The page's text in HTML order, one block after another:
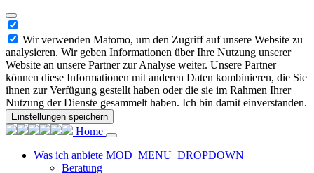
Wir verwenden Matomo, um den Zugriff auf unsere Website zu
analysieren. Wir geben Informationen über Ihre Nutzung unserer
Website an unsere Partner zur Analyse weiter. Unsere Partner
können diese Informationen mit anderen Daten kombinieren, die Sie
ihnen zur Verfügung gestellt haben oder die sie im Rahmen Ihrer
Nutzung der Dienste gesammelt haben. Ich bin damit einverstanden.
Einstellungen speichern
Home
Was ich anbiete MOD_MENU_DROPDOWN
Beratung